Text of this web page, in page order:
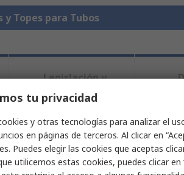
y Topes para Tubos
Legislación y
uno o varios atributos.
Valor
tu privacidad
y otras tecnologías para analizar el
en páginas de terceros. Al clicar en
Puedes elegir las cookies que aceptas
utilicemos estas cookies, puedes clicar en